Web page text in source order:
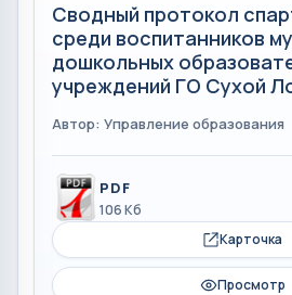
Сводный протокол
среди воспитанников
дошкольных
учреждений ГО Сухой
Автор: Управление образования
PDF
106 Кб
Карточка
Просмотр